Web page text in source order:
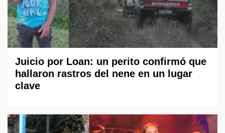
Juicio por Loan: un perito confirmó que
hallaron rastros del nene en un lugar
clave